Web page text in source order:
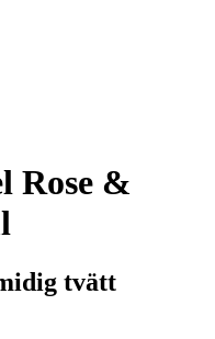
Rose &
tvätt